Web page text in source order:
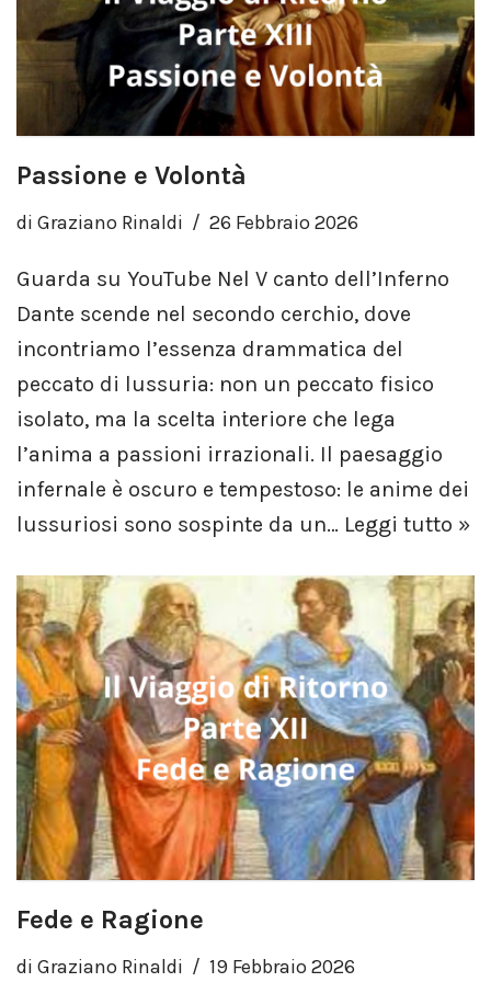
Passione e Volontà
di Graziano Rinaldi 26 Febbraio 2026
Guarda su YouTube Nel V canto dell’Inferno
Dante scende nel secondo cerchio, dove
incontriamo l’essenza drammatica del
peccato di lussuria: non un peccato fisico
isolato, ma la scelta interiore che lega
l’anima a passioni irrazionali. Il paesaggio
infernale è oscuro e tempestoso: le anime dei
lussuriosi sono sospinte da un… Leggi tutto »
Fede e Ragione
di Graziano Rinaldi 19 Febbraio 2026